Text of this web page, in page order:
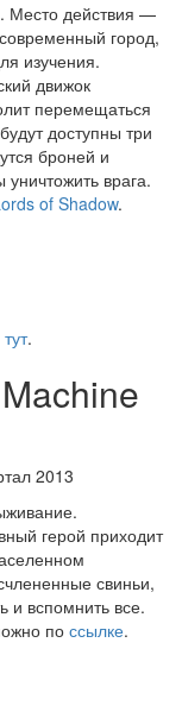
Место действия —
город,
изучения.
движок
перемещаться
доступны три
броней и
врага.
of Shadow.
тут.
2013
герой приходит
свиньи,
и вспомнить все.
по ссылке.